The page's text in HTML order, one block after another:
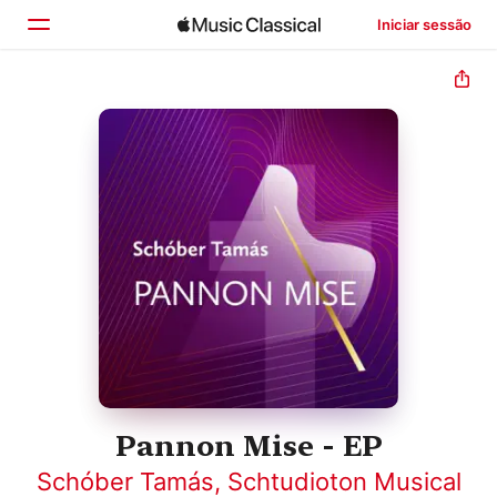
Iniciar sessão
Início
Explorar
Buscar
Pannon Mise - EP
Schóber Tamás, Schtudioton Musical